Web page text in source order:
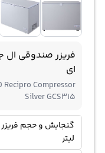
ای
Recipro Compressor
Silver GCS315
لیتر